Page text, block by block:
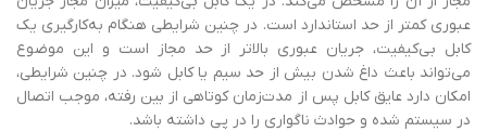
عبوری کمتر از حد استاندارد است. در چنین شرایطی هنگام به‌کارگیری یک
کابل بی‌کیفیت، جریان عبوری بالاتر از حد مجاز است و این موضوع
می‌تواند باعث داغ شدن بیش ‌از حد سیم یا کابل شود. در چنین شرایطی،
امکان دارد عایق کابل پس از مدت‌زمان کوتاهی از بین رفته، موجب اتصال
در سیستم شده و حوادث ناگواری را در پی داشته باشد.